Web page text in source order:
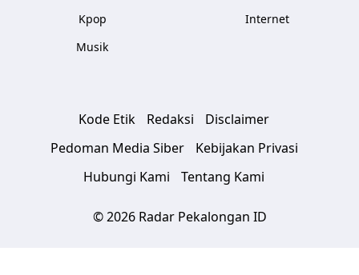
Kpop
Musik
Internet
Kode Etik Redaksi
Disclaimer
Pedoman Media Siber
Kebijakan Privasi
Hubungi Kami
Tentang Kami
© 2026 Radar Pekalongan ID